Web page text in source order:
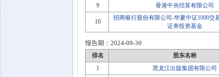
9
香港中央结算有限公司
10
招商银行股份有限公司-华夏中证1000交
证券投资基金
报告期： 2024-09-30
排名
股东名称
1
黑龙江出版集团有限公司